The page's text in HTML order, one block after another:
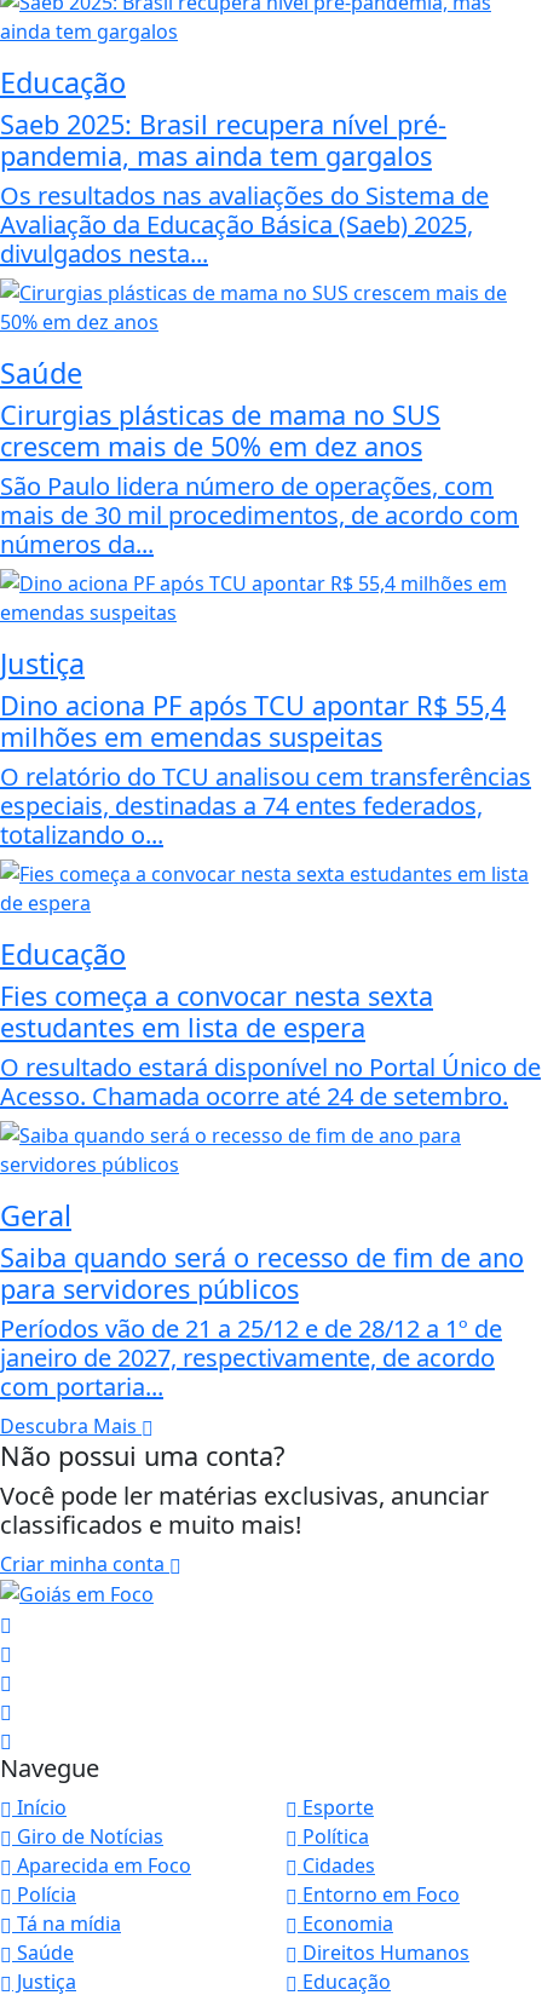
Educação
Saeb 2025: Brasil recupera nível pré-
pandemia, mas ainda tem gargalos
Os resultados nas avaliações do Sistema de
Avaliação da Educação Básica (Saeb) 2025,
divulgados nesta...
Saúde
Cirurgias plásticas de mama no SUS
crescem mais de 50% em dez anos
São Paulo lidera número de operações, com
mais de 30 mil procedimentos, de acordo com
números da...
Justiça
Dino aciona PF após TCU apontar R$ 55,4
milhões em emendas suspeitas
O relatório do TCU analisou cem transferências
especiais, destinadas a 74 entes federados,
totalizando o...
Educação
Fies começa a convocar nesta sexta
estudantes em lista de espera
O resultado estará disponível no Portal Único de
Acesso. Chamada ocorre até 24 de setembro.
Geral
Saiba quando será o recesso de fim de ano
para servidores públicos
Períodos vão de 21 a 25/12 e de 28/12 a 1º de
janeiro de 2027, respectivamente, de acordo
com portaria...
Descubra Mais
Não possui uma conta?
Você pode ler matérias exclusivas, anunciar
classificados e muito mais!
Criar minha conta
Navegue
Início
Esporte
Giro de Notícias
Política
Aparecida em Foco
Cidades
Polícia
Entorno em Foco
Tá na mídia
Economia
Saúde
Direitos Humanos
Justiça
Educação